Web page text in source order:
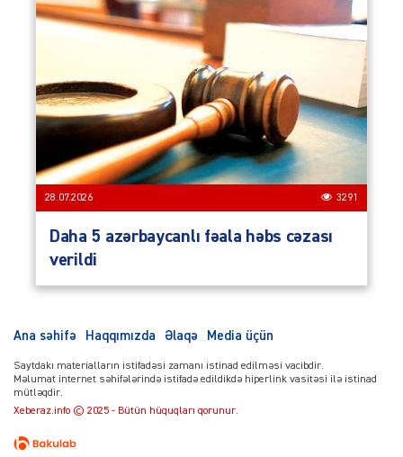
28.07.2026 3291
Daha 5 azərbaycanlı fəala həbs cəzası
verildi
Ana səhifə Haqqımızda Əlaqə Media üçün
Saytdakı materialların istifadəsi zamanı istinad edilməsi vacibdir.
Məlumat internet səhifələrində istifadə edildikdə hiperlink vasitəsi ilə istinad
mütləqdir.
Xeberaz.info © 2025 - Bütün hüquqları qorunur.